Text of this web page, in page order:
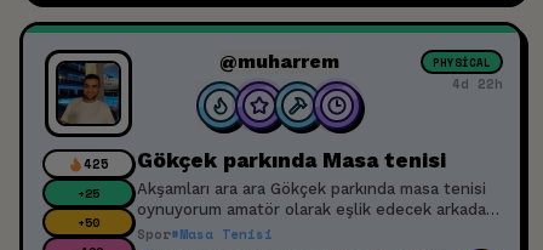
buluşabileceğim arkadaşlar.
425
+25
+50
@muharrem PHYSICAL
4d 22h
Gökçek parkında Masa tenisi
Akşamları ara ara Gökçek parkında masa tenisi
oynuyorum amatör olarak eşlik edecek arkadaş
arıyorum tarih temsilidir
Spor#Masa Tenisi